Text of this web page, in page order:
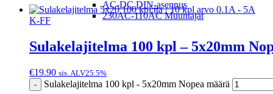
AC-DC DIN-asennus
230AC-110AC Muuntajat
K-FF
Sulakelajitelma 100 kpl – 5x20mm
€19.90 sis. ALV25.5%
-
Sulakelajitelma 100 kpl - 5x20mm Nopea määrä